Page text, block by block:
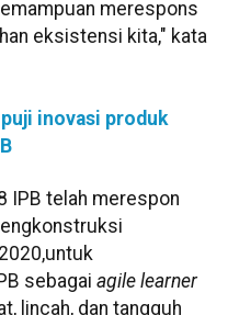
merespons
eksistensi kita," kata
inovasi produk
IPB telah merespon
sebagai agile learner
lincah, dan tangguh